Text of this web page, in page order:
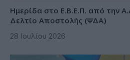
Ημερίδα στο Ε.Β.Ε.Π. από την
Δελτίο Αποστολής (ΨΔΑ)
28 Ιουλίου 2026